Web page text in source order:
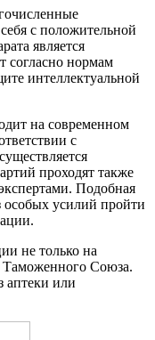
с положительной
является
согласно нормам
интеллектуальной
на современном
с
проходят также
Подобная
особых усилий пройти
не только на
Таможенного Союза.
аптеки или